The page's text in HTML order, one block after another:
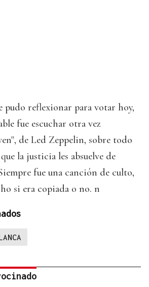
pudo reflexionar para votar hoy,
fue escuchar otra vez
de Led Zeppelin, sobre todo
la justicia les absuelve de
fue una canción de culto,
si era copiada o no. n